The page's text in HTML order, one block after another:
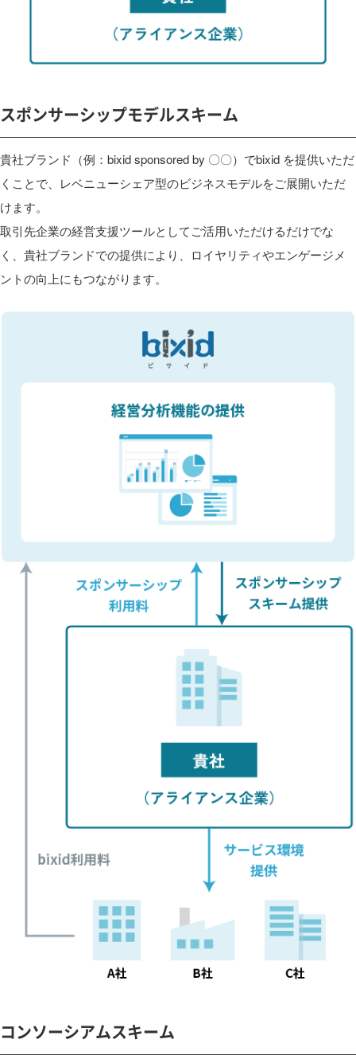
スポンサーシップモデルスキーム
貴社ブランド（例：bixid sponsored by 〇〇）でbixid を提供いただ
くことで、レベニューシェア型のビジネスモデルをご展開いただ
けます。
取引先企業の経営支援ツールとしてご活用いただけるだけでな
く、貴社ブランドでの提供により、ロイヤリティやエンゲージメ
ントの向上にもつながります。
コンソーシアムスキーム